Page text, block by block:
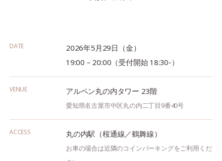
DATE
2026年5月29日（金）
19:00 – 20:00（受付開始 18:30-）
VENUE アルペン丸の内タワー 23階
愛知県名古屋市中区丸の内二丁目9番40号
ACCESS 丸の内駅（桜通線／鶴舞線）
お車の場合は近隣のコインパーキングをご利用くだ